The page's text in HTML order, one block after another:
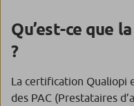
Qu’est-ce que
?
La certification Qualiopi
des PAC (Prestataires